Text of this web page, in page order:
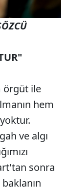
örgüt ile
hem
ve algı
sonra